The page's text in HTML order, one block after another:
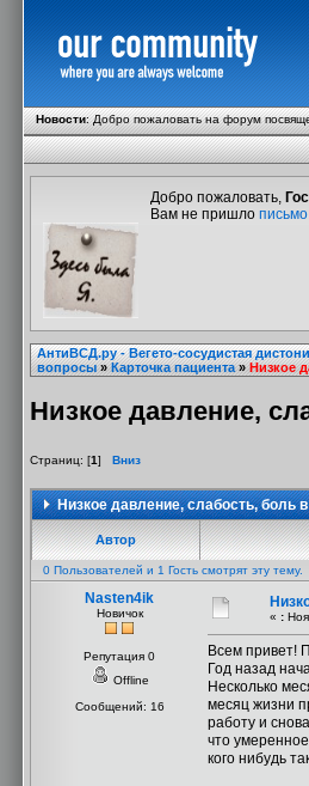
Новости:Добро пожаловать на форум
Добро пожаловать,
Вам не пришло
АнтиВСД.ру - Вегето-сосудистая
вопросы»Карточка пациента»Низкое
Низкое давление,
Страниц: [1] Вниз
Низкое давление, слабость, боль
Автор
0 Пользователей и 1 Гость смотрят эту тему.
Nasten4ik
Новичок
Репутация 0
Offline
Сообщений: 16
« :
Всем привет!
Год назад
Несколько
месяц жизни
работу и
что
кого нибудь